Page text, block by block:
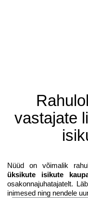
vastajate
Nüüd on võimalik
üksikute isikute
osakonnajuhatajatelt.
inimesed ning nendele